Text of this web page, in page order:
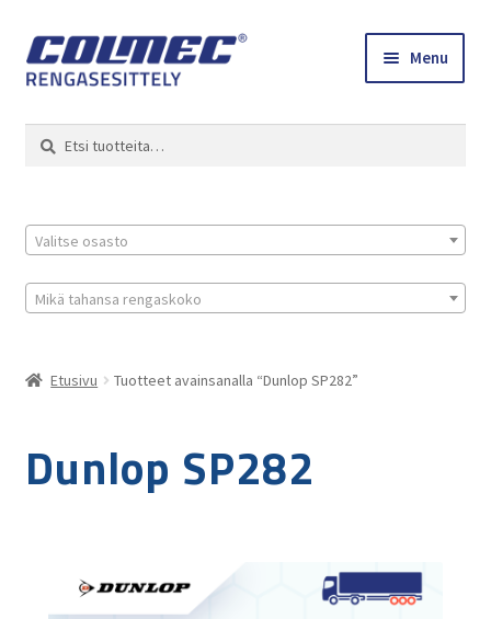
Skip
to
Skip
to
Menu
Colmec
0 tuotetta tarjouspyynnössä
Etsi:
Haku
Valitse osasto
Mikä tahansa rengaskoko
Etusivu Tuotteet avainsanalla “Dunlop SP282”
Dunlop SP282